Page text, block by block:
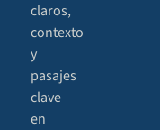
claros,
contexto
y
pasajes
clave
en